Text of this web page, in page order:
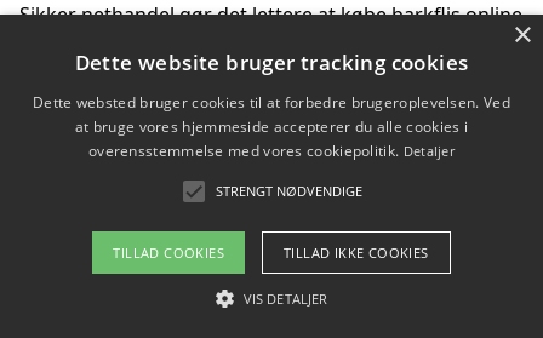
Sikker nethandel gør det lettere at købe barkflis online
Ting du bør vide før du vælger webbureau i Aarhus
Copyright 2026 - Pilanto Aps
Om / kontakt
Blog Betingelser
×
Dette website bruger tracking cookies
Dette websted bruger cookies til at forbedre brugeroplevelsen. Ved
at bruge vores hjemmeside accepterer du alle cookies i
overensstemmelse med vores cookiepolitik. Detaljer
STRENGT NØDVENDIGE
TILLAD COOKIES TILLAD IKKE COOKIES
VIS DETALJER